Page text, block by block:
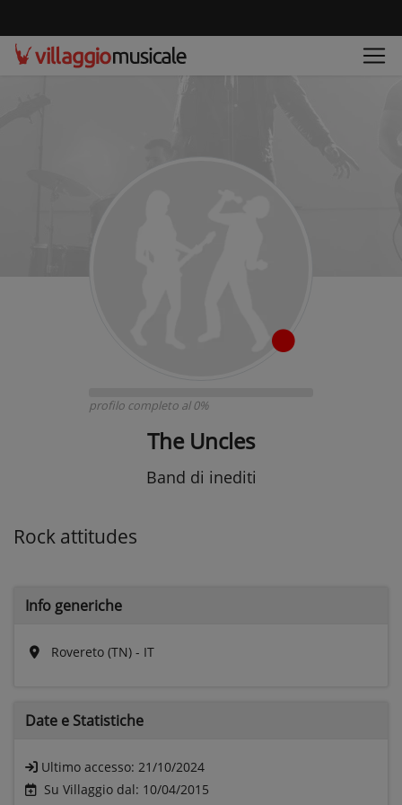
profilo completo al 0%
The Uncles
Band di inediti
Rock attitudes
Info generiche
Rovereto (TN) - IT
Date e Statistiche
Ultimo accesso: 21/10/2024
Su Villaggio dal: 10/04/2015